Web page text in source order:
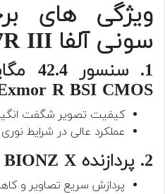
ویژگی های
سونی آلفا a7R III
1.
R BSI CMOS
کیفیت تصویر شگفت انگیز
عملکرد عالی در شرایط
2. پردازنده BIONZ X
پردازش سریع تصاویر و